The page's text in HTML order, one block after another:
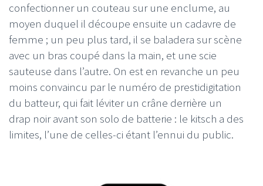
confectionner un couteau sur une enclume, au
moyen duquel il découpe ensuite un cadavre de
femme ; un peu plus tard, il se baladera sur scène
avec un bras coupé dans la main, et une scie
sauteuse dans l’autre. On est en revanche un peu
moins convaincu par le numéro de prestidigitation
du batteur, qui fait léviter un crâne derrière un
drap noir avant son solo de batterie : le kitsch a des
limites, l’une de celles-ci étant l’ennui du public.